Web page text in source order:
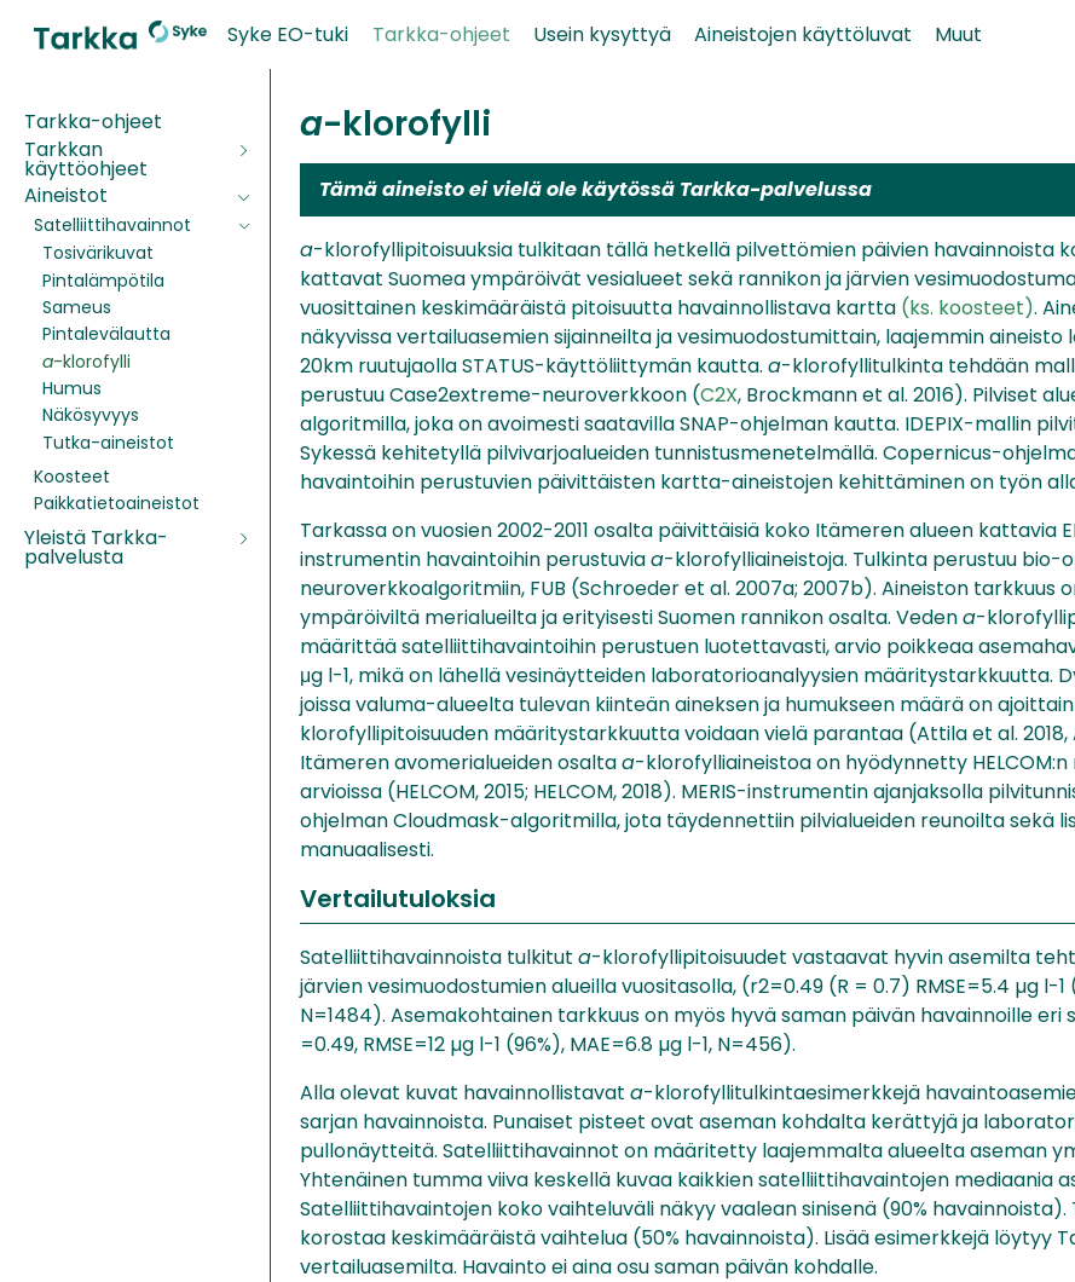
Syke EO-tuki Tarkka-ohjeet Usein kysyttyä Aineistojen käyttöluvat Muut
Tarkka-ohjeet
Tarkkan
käyttöohjeet
Aineistot
Satelliittihavainnot
Tosivärikuvat
Pintalämpötila
Sameus
Pintalevälautta
a-klorofylli
Humus
Näkösyvyys
Tutka-aineistot
Koosteet
Paikkatietoaineistot
Yleistä Tarkka-
palvelusta
a-klorofylli
Tämä aineisto ei vielä ole käytössä Tarkka-palvelussa
a-klorofyllipitoisuuksia tulkitaan tällä hetkellä pilvettömien päivien havainnoista
kattavat Suomea ympäröivät vesialueet sekä rannikon ja järvien
vuosittainen keskimääräistä pitoisuutta havainnollistava kartta (ks. koosteet).
näkyvissa vertailuasemien sijainneilta ja vesimuodostumittain, laajemmin
20km ruutujaolla STATUS-käyttöliittymän kautta. a-klorofyllitulkinta tehdään
perustuu Case2extreme-neuroverkkoon (C2X, Brockmann et al. 2016). Pilviset
algoritmilla, joka on avoimesti saatavilla SNAP-ohjelman kautta. IDEPIX-mallin
Sykessä kehitetyllä pilvivarjoalueiden tunnistusmenetelmällä. Copernicus-
havaintoihin perustuvien päivittäisten kartta-aineistojen kehittäminen on työn
Tarkassa on vuosien 2002-2011 osalta päivittäisiä koko Itämeren alueen kattavia
instrumentin havaintoihin perustuviaa-klorofylliaineistoja. Tulkinta perustuu bio-
neuroverkkoalgoritmiin, FUB (Schroeder et al. 2007a; 2007b). Aineiston tarkkuus
ympäröiviltä merialueilta ja erityisesti Suomen rannikon osalta. Vedena-
määrittää satelliittihavaintoihin perustuen luotettavasti, arvio poikkeaa
μg l-1, mikä on lähellä vesinäytteiden laboratorioanalyysien määritystarkkuutta.
joissa valuma-alueelta tulevan kiinteän aineksen ja humukseen määrä on ajoittain
klorofyllipitoisuuden määritystarkkuutta voidaan vielä parantaa (Attila et al. 2018,
Itämeren avomerialueiden osaltaa-klorofylliaineistoa on hyödynnetty
arvioissa (HELCOM, 2015; HELCOM, 2018). MERIS-instrumentin ajanjaksolla
ohjelman Cloudmask-algoritmilla, jota täydennettiin pilvialueiden reunoilta sekä
manuaalisesti.
Vertailutuloksia
Satelliittihavainnoista tulkitut a-klorofyllipitoisuudet vastaavat hyvin asemilta
järvien vesimuodostumien alueilla vuositasolla, (r​2​​=0.49 (R = 0.7) RMSE=5.4 µg l-1
N=1484). Asemakohtainen tarkkuus on myös hyvä saman päivän havainnoille
=0.49, RMSE=12 µg l-1 (96%), MAE=6.8 µg l-1​​, N=456).
Alla olevat kuvat havainnollistavat a-klorofyllitulkintaesimerkkejä
sarjan havainnoista. Punaiset pisteet ovat aseman kohdalta kerättyjä ja
pullonäytteitä. Satelliittihavainnot on määritetty laajemmalta alueelta aseman
Yhtenäinen tumma viiva keskellä kuvaa kaikkien satelliittihavaintojen mediaania
Satelliittihavaintojen koko vaihteluväli näkyy vaalean sinisenä (90%
korostaa keskimääräistä vaihtelua (50% havainnoista). Lisää esimerkkejä löytyy
vertailuasemilta. Havainto ei aina osu saman päivän kohdalle.